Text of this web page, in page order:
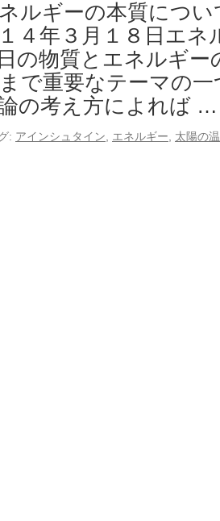
ルギーの本質につ
４年３月１８日エネ
の物質とエネルギー
で重要なテーマの
の考え方によれば
: アインシュタイン エネルギー 太陽の